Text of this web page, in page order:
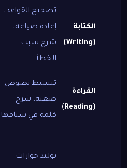
الكتابة
(Writing)
تصحيح القواعد،
إعادة صياغة،
شرح سبب
الخطأ
القراءة
(Reading)
تبسيط نصوص
صعبة، شرح
كلمة في سياقها
توليد حوارات